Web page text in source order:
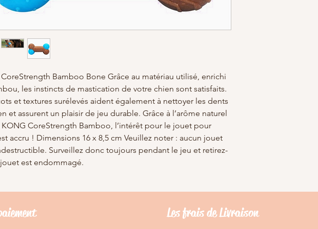
Bamboo Bone Grâce au matériau utilisé, enrichi
les instincts de mastication de votre chien sont satisfaits.
et textures surélevés aident également à nettoyer les dents
et assurent un plaisir de jeu durable. Grâce à l’arôme naturel
KONG CoreStrength Bamboo, l’intérêt pour le jouet pour
accru ! Dimensions 16 x 8,5 cm Veuillez noter : aucun jouet
Surveillez donc toujours pendant le jeu et retirez-
est endommagé.
Les frais de Livraison